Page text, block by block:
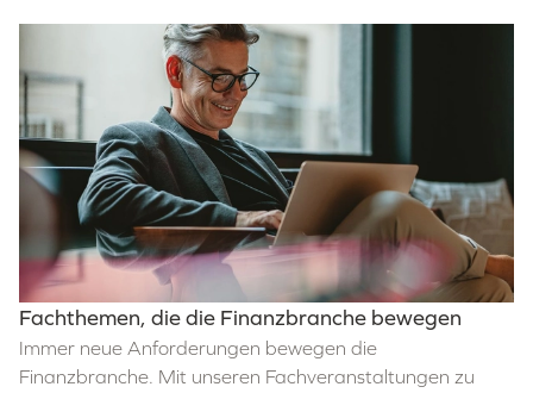
Fachthemen, die die Finanzbranche bewegen
Immer neue Anforderungen bewegen die
Finanzbranche. Mit unseren Fachveranstaltungen zu